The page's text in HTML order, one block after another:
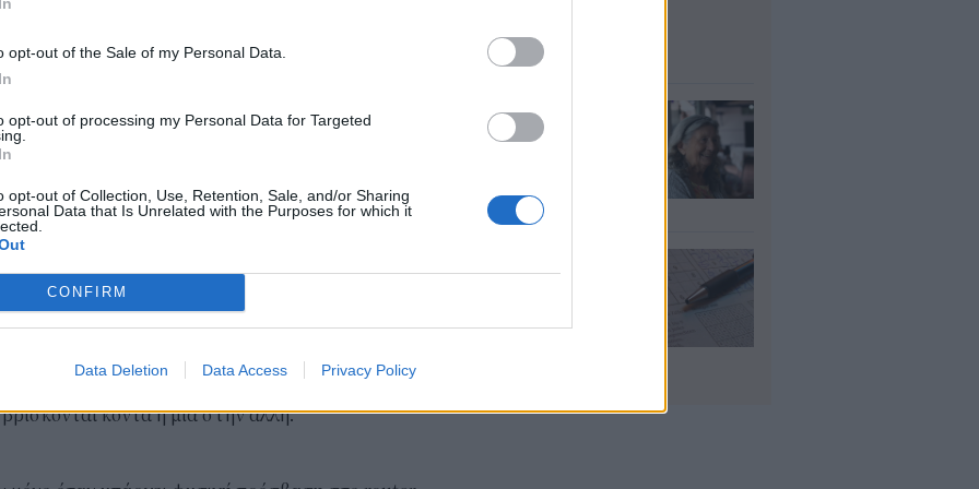
opt-out of the Sale of my Personal Data.
opt-out of processing my Personal Data for Targeted
opt-out of Collection, Use, Retention, Sale, and/or Sharing
Data that Is Unrelated with the Purposes for which it
CONFIRM
Data Deletion Data Access Privacy Policy
να ολοκληρωθεί η σύνδεση.
έχουν αφαιρέσει ή
ασφαλείας, επομένως δεν είναι διαθέσιμο σε
συσκευή
στο δίκτυο Wi-Fi, μπορεί να μοιραστεί την
κωδικό.
επιλογή δημιουργίας QR Code μέσα από τις
ενδιαφερόμενος να σκανάρει ώστε να συνδεθεί
του κωδικού γίνεται αυτόματα μεταξύ
κοντά η μία στην άλλη.
προσωπικό
05 Αυγ 2026
Συντάξεις χηρείας:
Ποιοι θα δουν
07 Αυγ 2026
εννέα ρούχα στη